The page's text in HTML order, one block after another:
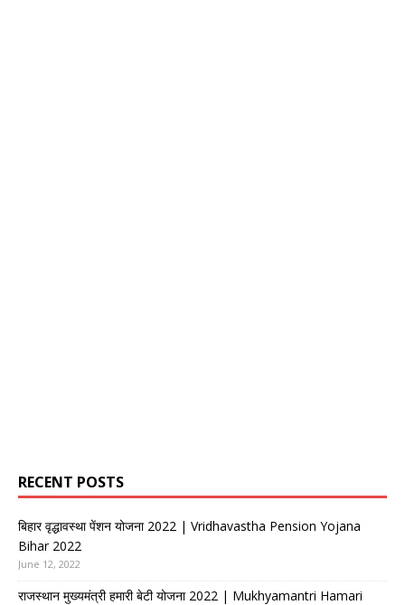
RECENT POSTS
बिहार वृद्धावस्था पेंशन योजना 2022 | Vridhavastha Pension Yojana
Bihar 2022
June 12, 2022
राजस्थान मुख्यमंत्री हमारी बेटी योजना 2022 | Mukhyamantri Hamari